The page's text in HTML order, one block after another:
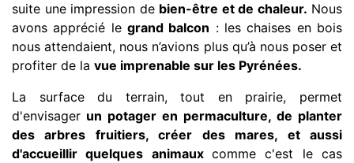
suite une impression de bien-être et de chaleur. Nous
avons apprécié le grand balcon : les chaises en bois
nous attendaient, nous n’avions plus qu’à nous poser et
profiter de la vue imprenable sur les Pyrénées.
La surface du terrain, tout en prairie, permet
d'envisager un potager en permaculture, de planter
des arbres fruitiers, créer des mares, et aussi
d'accueillir quelques animaux comme c'est le cas